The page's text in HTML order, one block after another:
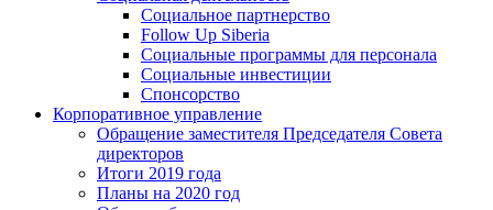
Социальное партнерство
Follow Up Siberia
Социальные программы для персонала
Социальные инвестиции
Спонсорство
Корпоративное управление
Обращение заместителя Председателя Совета
директоров
Итоги 2019 года
Планы на 2020 год